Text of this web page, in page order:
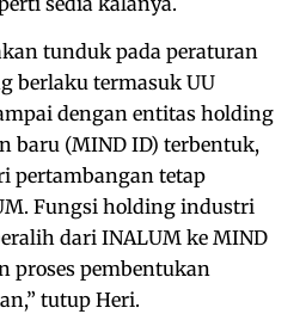
tunduk pada peraturan
berlaku termasuk UU
dengan entitas holding
baru (MIND ID) terbentuk,
pertambangan tetap
Fungsi holding industri
dari INALUM ke MIND
proses pembentukan
tutup Heri.